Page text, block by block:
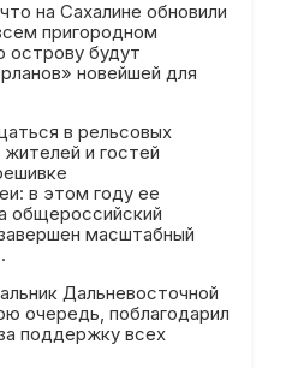
на Сахалине обновили
пригородном
острову будут
новейшей для
в рельсовых
жителей и гостей
в этом году ее
общероссийский
масштабный
Дальневосточной
очередь, поблагодарил
поддержку всех